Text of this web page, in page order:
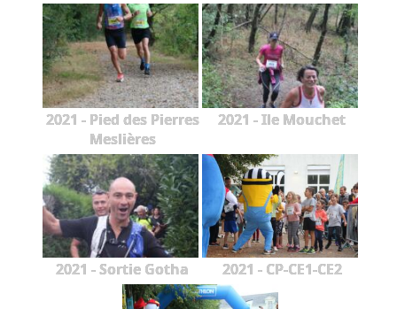
2021 - Pied des Pierres
Meslières
2021 - Ile Mouchet
2021 - Sortie Gotha 2021 - CP-CE1-CE2